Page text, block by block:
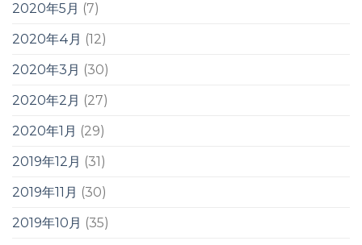
2020年5月 (7)
2020年4月 (12)
2020年3月 (30)
2020年2月 (27)
2020年1月 (29)
2019年12月 (31)
2019年11月 (30)
2019年10月 (35)